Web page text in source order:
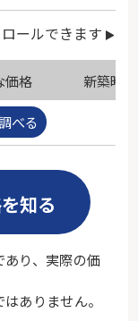
ールできます
価格 新築時
べる
知る
り、実際の価
ありません。